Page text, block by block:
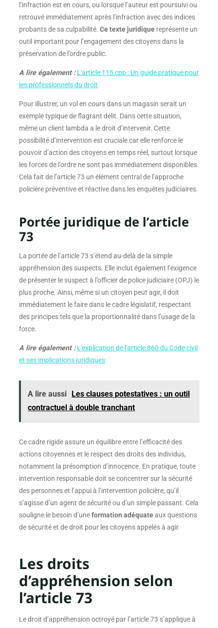
l’infraction est en cours, ou lorsque l’auteur est poursuivi ou
retrouvé immédiatement après l’infraction avec des indices
probants de sa culpabilité. Ce texte juridiquereprésente un
outil important pour l’engagement des citoyens dans la
préservation de l’ordre public.
A lire également : L'article 115 cpp : Un guide pratique pour
les professionnels du droit
Pour illustrer, un vol en cours dans un magasin serait un
exemple typique de flagrant délit. Dans cette situation,
même un client lambda a le droit d’intervenir. Cette
possibilité d’intervention est cruciale car elle renforce le
pouvoir d’action des citoyens en temps réel, surtout lorsque
les forces de l’ordre ne sont pas immédiatement disponibles.
Cela fait de l’article 73 un élément central de l’approche
policière préventive et réactive dans les enquêtes judiciaires.
Portée juridique de l’article
73
La portée de l’article 73 s’étend au-delà de la simple
appréhension des suspects. Elle inclut également l’exigence
de présenter le suspect à l’officier de police judiciaire (OPJ) le
plus proche. Ainsi, même si un citoyen peut agir, il doit
immédiatement le faire dans le cadre législatif, respectant
des principes tels que la proportionnalité dans l’usage de la
force.
A lire également : L'explication de l'article 860 du Code civil
et ses implications juridiques
A lire aussi Les clauses potestatives : un outil
contractuel à double tranchant
Ce cadre rigide assure un équilibre entre l’efficacité des
actions citoyennes et le respect des droits des individus,
notamment la présomption d’innocence. En pratique, toute
intervention responsable doit se concentrer sur la sécurité
des personnes et l’appui à l’intervention policière, qu’il
s’agisse d’un agent de sécurité ou d’un simple passant. Cela
souligne le besoin d’uneformation adéquateaux questions
de sécurité et de droit pour les citoyens appelés à agir.
Les droits
d’appréhension selon
l’article 73
Le droit d’appréhension octroyé par l’article 73 s’applique à